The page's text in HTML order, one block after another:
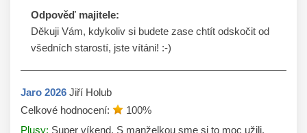
Odpověď majitele:
Děkuji Vám, kdykoliv si budete zase chtít odskočit od
všedních starostí, jste vítáni! :-)
Jaro 2026 Jiří Holub
Celkové hodnocení:
100%
Plusy: Super víkend. S manželkou sme si to moc užili.